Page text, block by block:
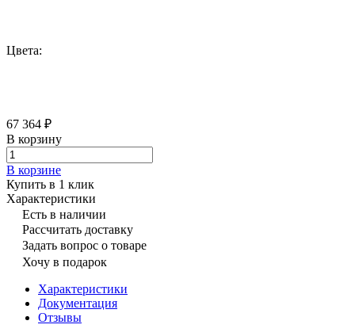
Цвета:
67 364 ₽
В корзину
В корзине
Купить в 1 клик
Характеристики
Есть в наличии
Рассчитать доставку
Задать вопрос о товаре
Хочу в подарок
Характеристики
Документация
Отзывы